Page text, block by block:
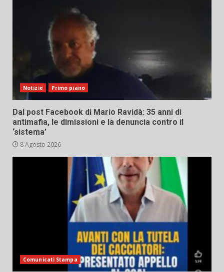
Notizie Primo piano
Dal post Facebook di Mario Ravidà: 35 anni di
antimafia, le dimissioni e la denuncia contro il
‘sistema’
8 Agosto 2026
Comunicati Stampa